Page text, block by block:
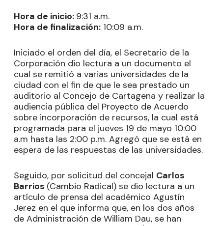
Hora de inicio: 9:31 a.m.
Hora de finalización: 10:09 a.m.
Iniciado el orden del día, el Secretario de la
Corporación dio lectura a un documento el
cual se remitió a varias universidades de la
ciudad con el fin de que le sea prestado un
auditorio al Concejo de Cartagena y realizar la
audiencia pública del Proyecto de Acuerdo
sobre incorporación de recursos, la cual está
programada para el jueves 19 de mayo 10:00
a.m hasta las 2:00 p.m. Agregó que se está en
espera de las respuestas de las universidades.
Seguido, por solicitud del concejal Carlos
Barrios (Cambio Radical) se dio lectura a un
artículo de prensa del académico Agustín
Jerez en el que informa que, en los dos años
de Administración de William Dau, se han